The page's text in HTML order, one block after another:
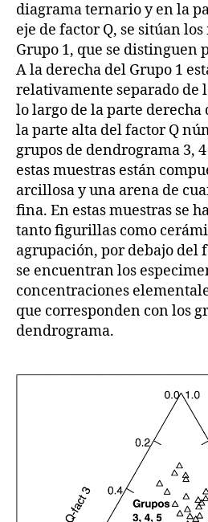
diagrama ternario y en la
eje de factor Q, se sitúan
Grupo 1, que se distinguen
A la derecha del Grupo 1
relativamente separado de
lo largo de la parte
la parte alta del factor Q
grupos de dendrograma 3, 4
estas muestras están
arcillosa y una arena de
fina. En estas muestras se
tanto figurillas como
agrupación, por debajo del
se encuentran los
concentraciones
que corresponden con los
dendrograma.